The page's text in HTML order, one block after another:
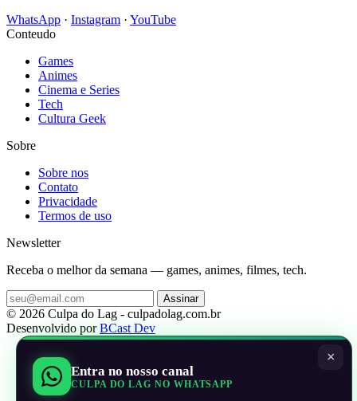
WhatsApp · Instagram · YouTube
Conteudo
Games
Animes
Cinema e Series
Tech
Cultura Geek
Sobre
Sobre nos
Contato
Privacidade
Termos de uso
Newsletter
Receba o melhor da semana — games, animes, filmes, tech.
Assinar
© 2026 Culpa do Lag - culpadolag.com.br
Desenvolvido porBCast Dev
×
Entra no nosso canal
CULPA DO LAG NO WHATSAPP